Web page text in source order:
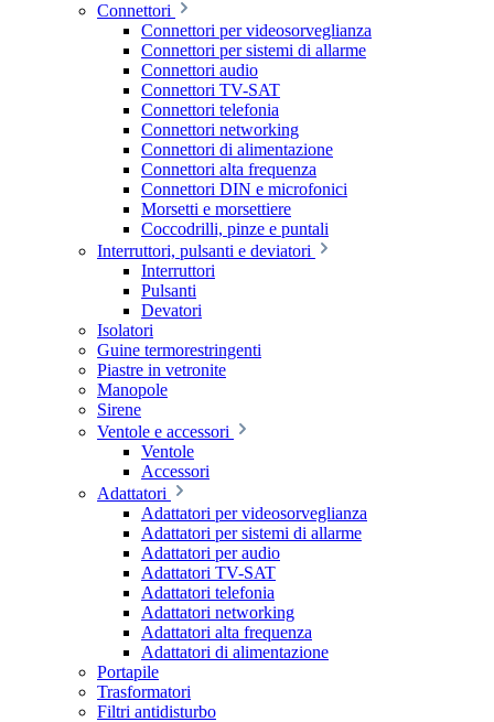
Connettori
Connettori per videosorveglianza
Connettori per sistemi di allarme
Connettori audio
Connettori TV-SAT
Connettori telefonia
Connettori networking
Connettori di alimentazione
Connettori alta frequenza
Connettori DIN e microfonici
Morsetti e morsettiere
Coccodrilli, pinze e puntali
Interruttori, pulsanti e deviatori
Interruttori
Pulsanti
Devatori
Isolatori
Guine termorestringenti
Piastre in vetronite
Manopole
Sirene
Ventole e accessori
Ventole
Accessori
Adattatori
Adattatori per videosorveglianza
Adattatori per sistemi di allarme
Adattatori per audio
Adattatori TV-SAT
Adattatori telefonia
Adattatori networking
Adattatori alta frequenza
Adattatori di alimentazione
Portapile
Trasformatori
Filtri antidisturbo